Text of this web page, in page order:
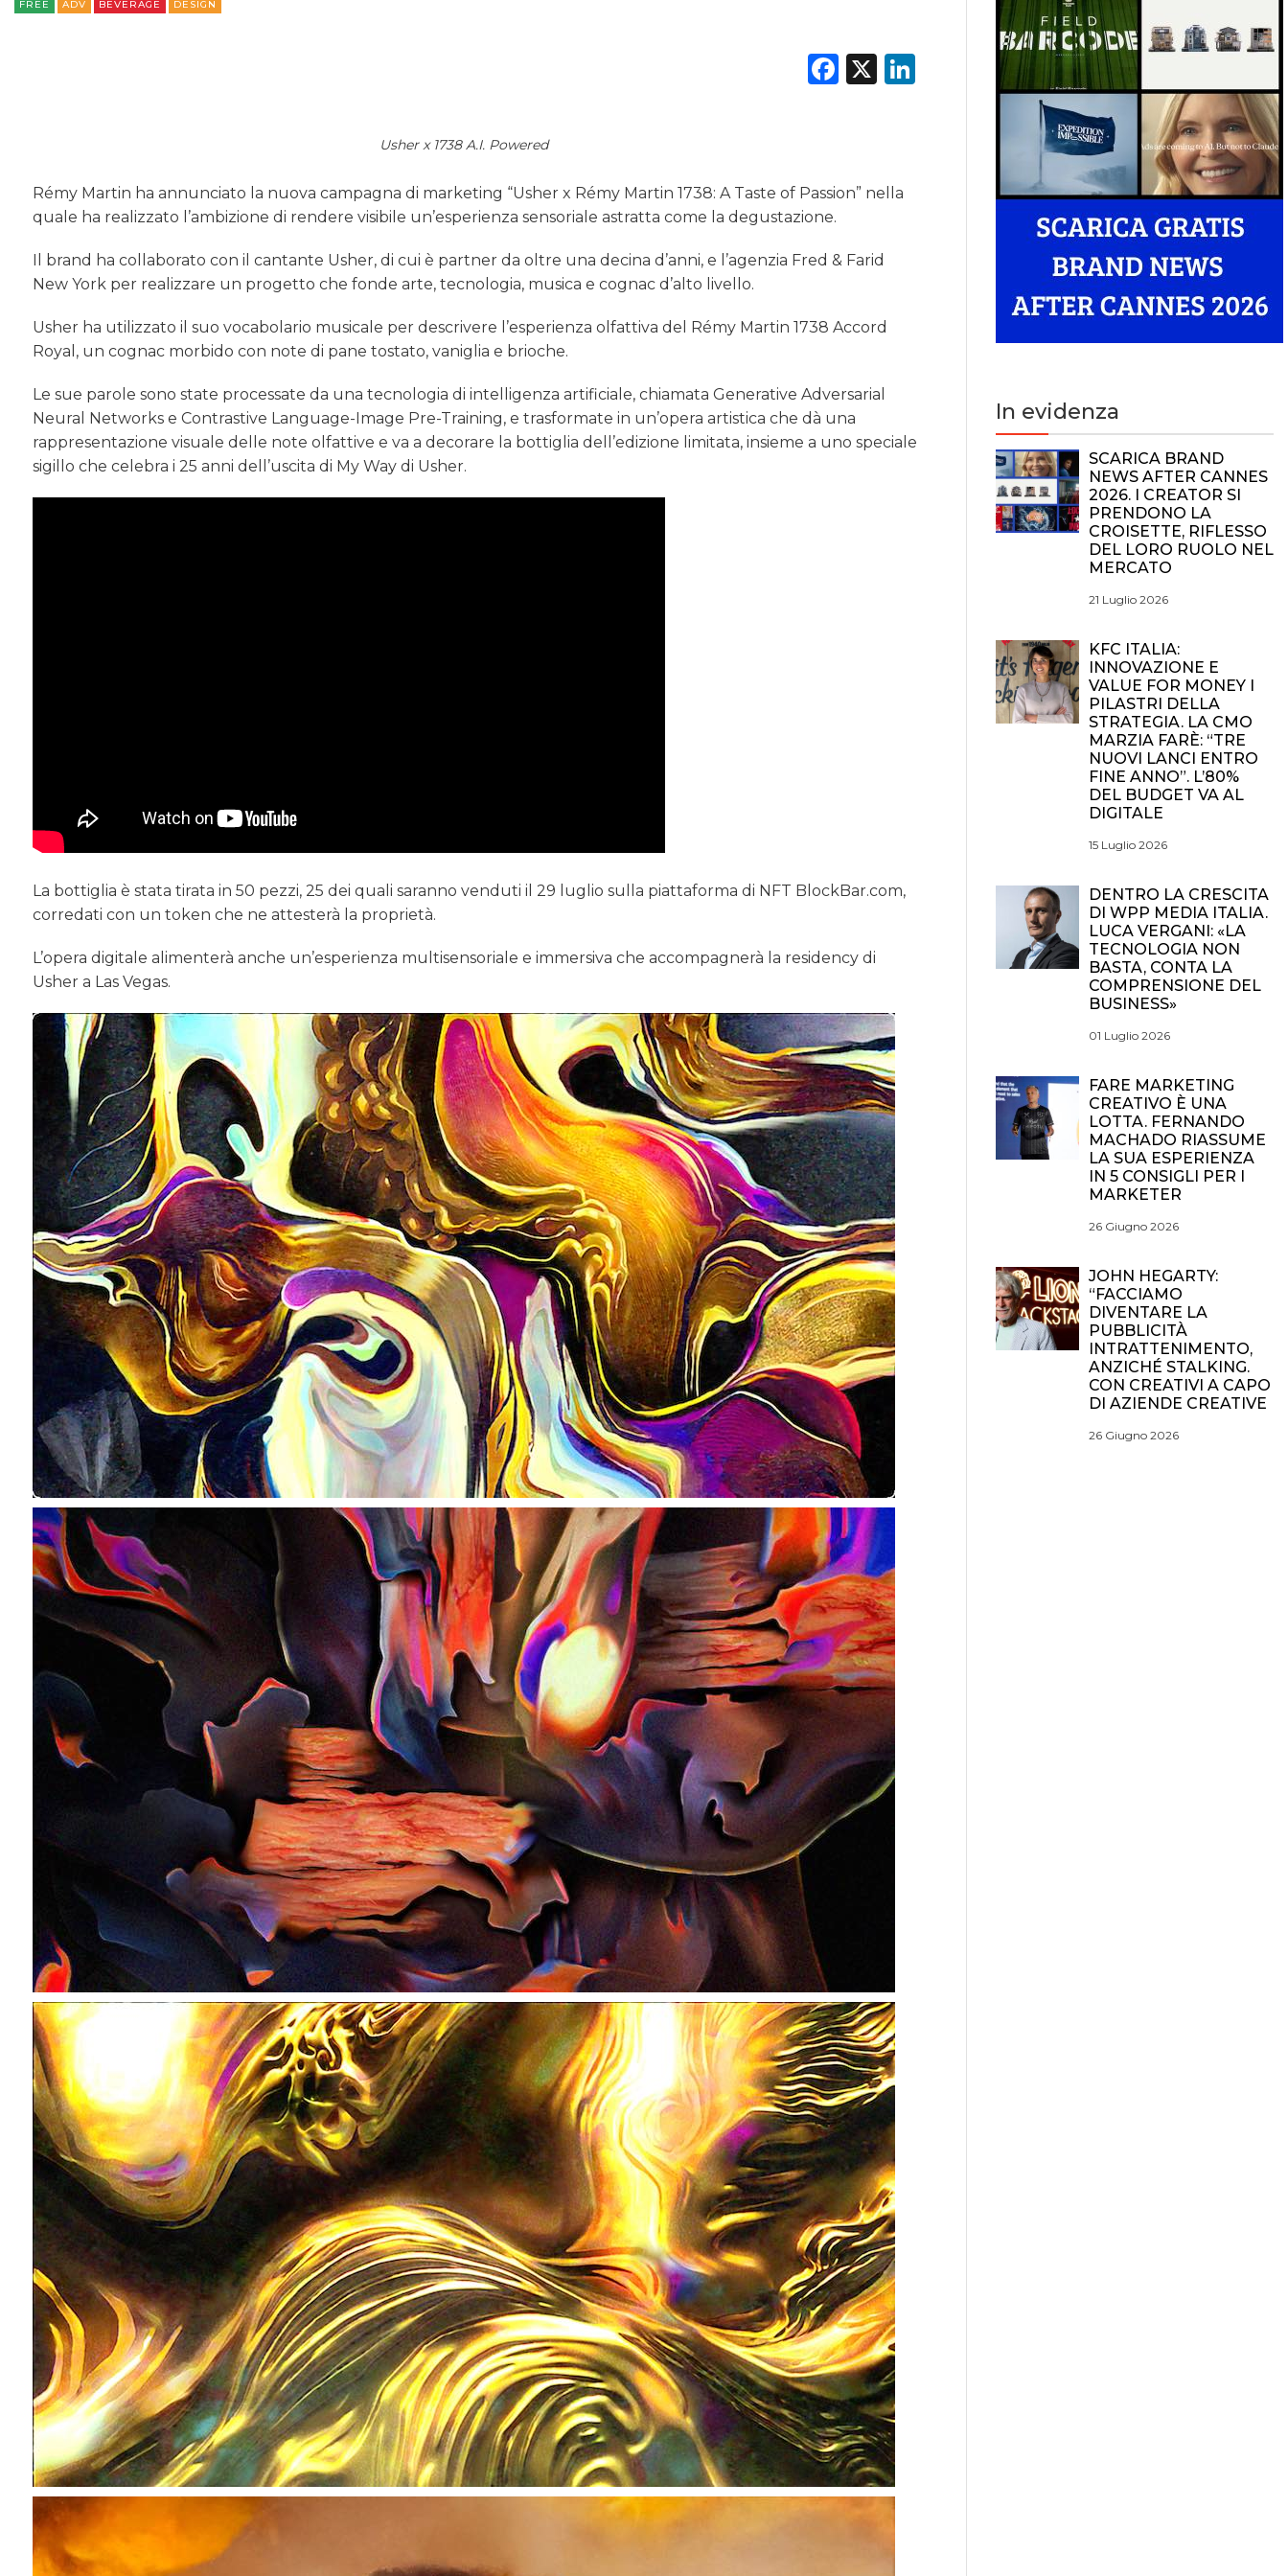
FREE ADV BEVERAGE DESIGN
Facebook
X LinkedIn
Usher x 1738 A.I. Powered
Rémy Martin ha annunciato la nuova campagna di marketing “Usher x Rémy Martin 1738: A Taste of Passion” nella
quale ha realizzato l’ambizione di rendere visibile un’esperienza sensoriale astratta come la degustazione.
Il brand ha collaborato con il cantante Usher, di cui è partner da oltre una decina d’anni, e l’agenzia Fred & Farid
New York per realizzare un progetto che fonde arte, tecnologia, musica e cognac d’alto livello.
Usher ha utilizzato il suo vocabolario musicale per descrivere l’esperienza olfattiva del Rémy Martin 1738 Accord
Royal, un cognac morbido con note di pane tostato, vaniglia e brioche.
Le sue parole sono state processate da una tecnologia di intelligenza artificiale, chiamata Generative Adversarial
Neural Networks e Contrastive Language-Image Pre-Training, e trasformate in un’opera artistica che dà una
rappresentazione visuale delle note olfattive e va a decorare la bottiglia dell’edizione limitata, insieme a uno speciale
sigillo che celebra i 25 anni dell’uscita di My Way di Usher.
La bottiglia è stata tirata in 50 pezzi, 25 dei quali saranno venduti il 29 luglio sulla piattaforma di NFT BlockBar.com,
corredati con un token che ne attesterà la proprietà.
L’opera digitale alimenterà anche un’esperienza multisensoriale e immersiva che accompagnerà la residency di
Usher a Las Vegas.
In evidenza
SCARICA BRAND
NEWS AFTER CANNES
2026. I CREATOR SI
PRENDONO LA
CROISETTE, RIFLESSO
DEL LORO RUOLO NEL
MERCATO
21 Luglio 2026
KFC ITALIA:
INNOVAZIONE E
VALUE FOR MONEY I
PILASTRI DELLA
STRATEGIA. LA CMO
MARZIA FARÈ: “TRE
NUOVI LANCI ENTRO
FINE ANNO”. L’80%
DEL BUDGET VA AL
DIGITALE
15 Luglio 2026
DENTRO LA CRESCITA
DI WPP MEDIA ITALIA.
LUCA VERGANI: «LA
TECNOLOGIA NON
BASTA, CONTA LA
COMPRENSIONE DEL
BUSINESS»
01 Luglio 2026
FARE MARKETING
CREATIVO È UNA
LOTTA. FERNANDO
MACHADO RIASSUME
LA SUA ESPERIENZA
IN 5 CONSIGLI PER I
MARKETER
26 Giugno 2026
JOHN HEGARTY:
“FACCIAMO
DIVENTARE LA
PUBBLICITÀ
INTRATTENIMENTO,
ANZICHÉ STALKING.
CON CREATIVI A CAPO
DI AZIENDE CREATIVE
26 Giugno 2026